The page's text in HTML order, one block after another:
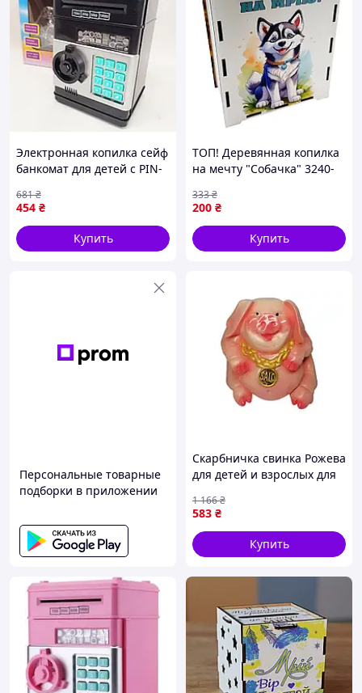
Электронная копилка сейф
банкомат для детей с PIN-
прием банкнот и монет
Black
454 ₴
681₴
Купить
ТОП! Деревянная копилка
на мечту "Собачка" 3240-
(gHome)
200 ₴
333₴
Купить
Персональные товарные
подборки в приложении
Скарбничка свинка Рожева
для детей и взрослых для
24см ТМ ADEKO
583 ₴
1 166₴
Купить